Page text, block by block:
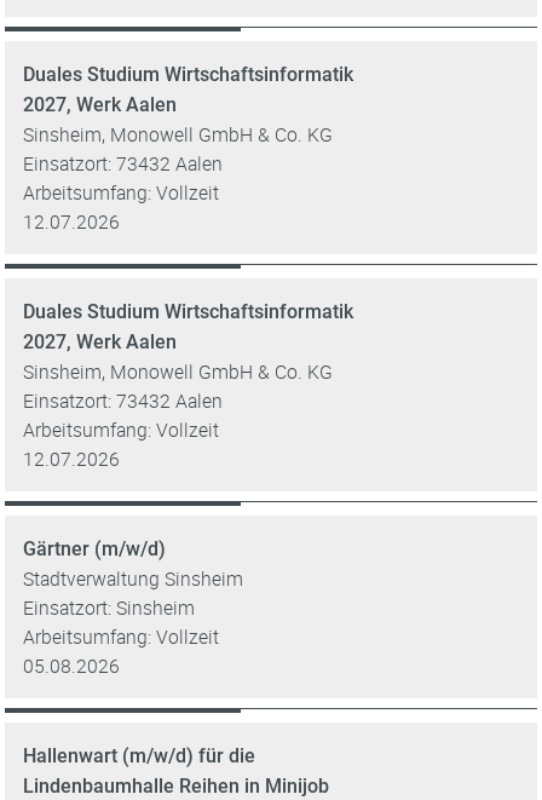
Duales Studium Wirtschaftsinformatik
2027, Werk Aalen
Sinsheim, Monowell GmbH & Co. KG
Einsatzort: 73432 Aalen
Arbeitsumfang: Vollzeit
12.07.2026
Duales Studium Wirtschaftsinformatik
2027, Werk Aalen
Sinsheim, Monowell GmbH & Co. KG
Einsatzort: 73432 Aalen
Arbeitsumfang: Vollzeit
12.07.2026
Gärtner (m/w/d)
Stadtverwaltung Sinsheim
Einsatzort: Sinsheim
Arbeitsumfang: Vollzeit
05.08.2026
Hallenwart (m/w/d) für die
Lindenbaumhalle Reihen in Minijob